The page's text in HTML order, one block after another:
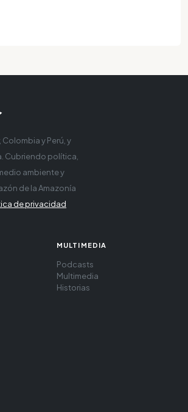
y Perú, y
Cubriendo política,
ambiente y
de la Amazonía
de privacidad
MULTIMEDIA
Podcasts
Multimedia
Historias